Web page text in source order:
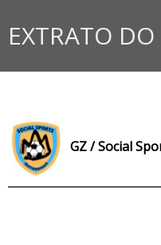
EXTRATO
GZ / Social